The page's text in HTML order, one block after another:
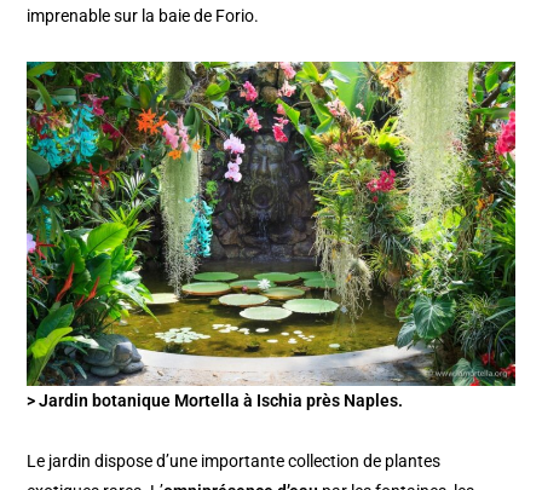
imprenable sur la baie de Forio.
> Jardin botanique Mortella à Ischia près Naples.
Le jardin dispose d’une importante collection de plantes